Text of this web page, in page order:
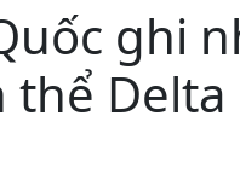
ghi
thể Delta